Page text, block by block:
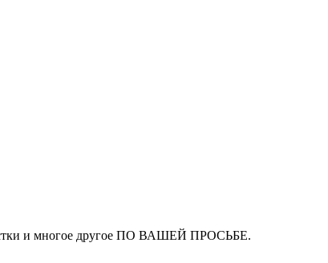
и многое другое ПО ВАШЕЙ ПРОСЬБЕ.